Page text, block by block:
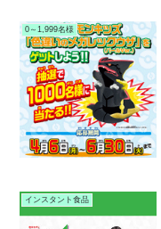
0～1,999名様
インスタント食品